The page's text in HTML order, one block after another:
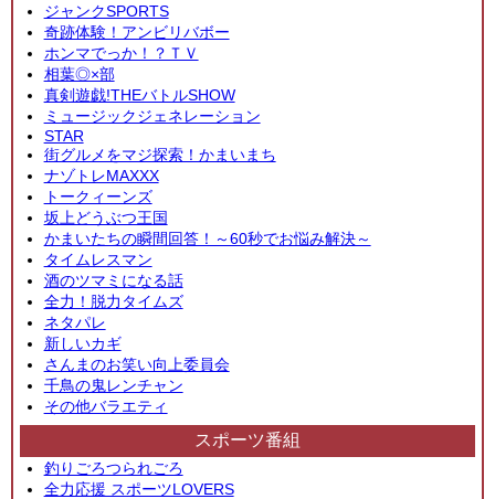
ジャンクSPORTS
奇跡体験！アンビリバボー
ホンマでっか！？ＴＶ
相葉◎×部
真剣遊戯!THEバトルSHOW
ミュージックジェネレーション
STAR
街グルメをマジ探索！かまいまち
ナゾトレMAXXX
トークィーンズ
坂上どうぶつ王国
かまいたちの瞬間回答！～60秒でお悩み解決～
タイムレスマン
酒のツマミになる話
全力！脱力タイムズ
ネタパレ
新しいカギ
さんまのお笑い向上委員会
千鳥の鬼レンチャン
その他バラエティ
スポーツ番組
釣りごろつられごろ
全力応援 スポーツLOVERS